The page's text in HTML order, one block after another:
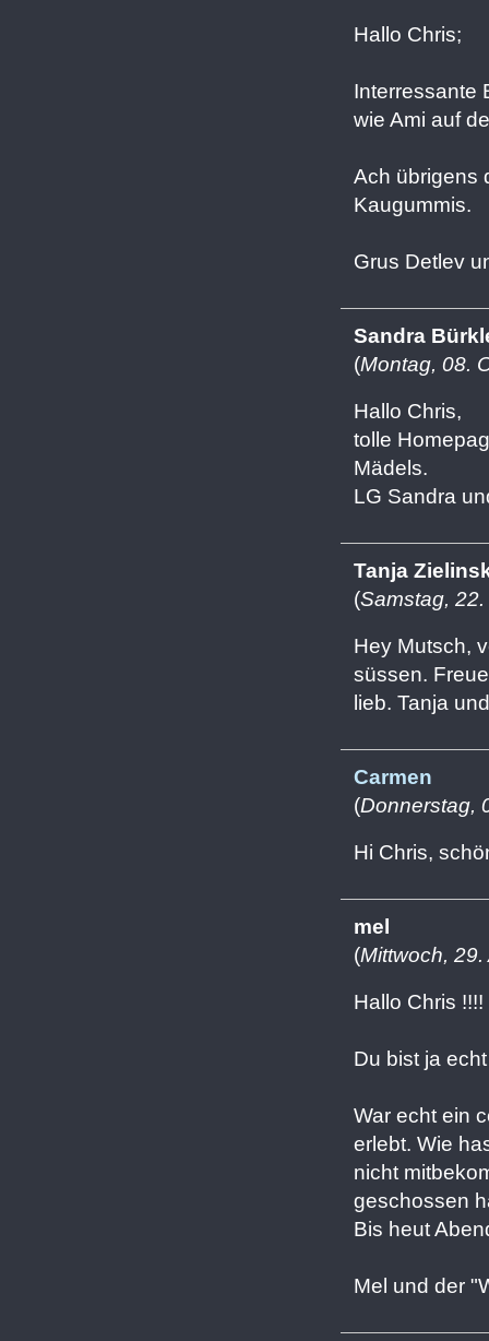
Hallo Chris;
Interressante
wie Ami auf
Ach übrigens
Kaugummis.
Grus Detlev
Sandra
(Montag, 08.
Hallo Chris,
tolle
Mädels.
LG Sandra
Tanja
(Samstag,
Hey Mutsch,
süssen.
lieb. Tanja
Carmen
(Donnerstag,
Hi Chris,
mel
(Mittwoch,
Hallo Chris !!!!
Du bist ja
War echt ein
erlebt. Wie
nicht
geschossen
Bis heut
Mel und der